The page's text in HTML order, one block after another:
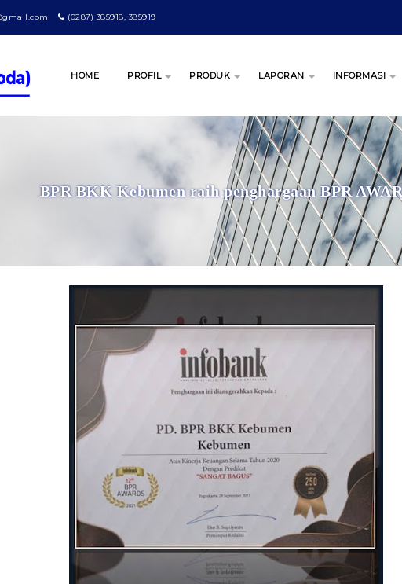
(0287) 385918, 385919
HOME PROFIL PRODUK LAPORAN INFORMASI
BPR BKK Kebumen raih penghargaan BPR